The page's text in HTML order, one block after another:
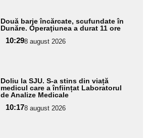
Două barje încărcate, scufundate în
Dunăre. Operaţiunea a durat 11 ore
10:298 august 2026
Doliu la SJU. S-a stins din viață
medicul care a înființat Laboratorul
de Analize Medicale
10:178 august 2026